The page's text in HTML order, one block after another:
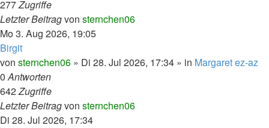
277Zugriffe
Letzter Beitragvon sternchen06
Mo 3. Aug 2026, 19:05
Birgit
von sternchen06 » Di 28. Jul 2026, 17:34 » in Margaret ez-az
0Antworten
642Zugriffe
Letzter Beitragvon sternchen06
Di 28. Jul 2026, 17:34